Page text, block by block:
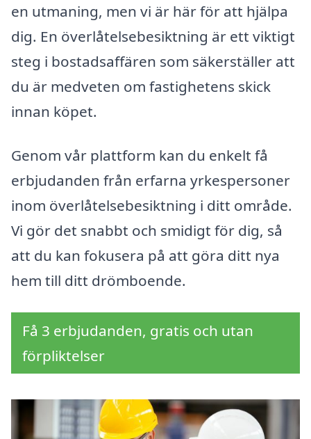
en utmaning, men vi är här för att hjälpa
dig. En överlåtelsebesiktning är ett viktigt
steg i bostadsaffären som säkerställer att
du är medveten om fastighetens skick
innan köpet.
Genom vår plattform kan du enkelt få
erbjudanden från erfarna yrkespersoner
inom överlåtelsebesiktning i ditt område.
Vi gör det snabbt och smidigt för dig, så
att du kan fokusera på att göra ditt nya
hem till ditt drömboende.
Få 3 erbjudanden, gratis och utan
förpliktelser